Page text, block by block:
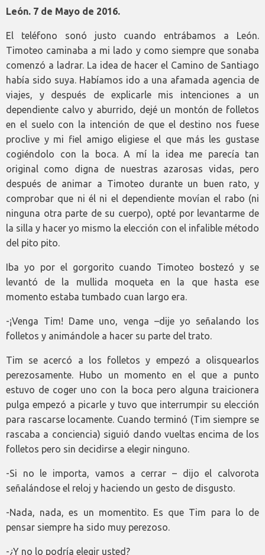
León. 7 de Mayo de 2016.
El teléfono sonó justo cuando entrábamos a León.
Timoteo caminaba a mi lado y como siempre que sonaba
comenzó a ladrar. La idea de hacer el Camino de Santiago
había sido suya. Habíamos ido a una afamada agencia de
viajes, y después de explicarle mis intenciones a un
dependiente calvo y aburrido, dejé un montón de folletos
en el suelo con la intención de que el destino nos fuese
proclive y mi fiel amigo eligiese el que más les gustase
cogiéndolo con la boca. A mí la idea me parecía tan
original como digna de nuestras azarosas vidas, pero
después de animar a Timoteo durante un buen rato, y
comprobar que ni él ni el dependiente movían el rabo (ni
ninguna otra parte de su cuerpo), opté por levantarme de
la silla y hacer yo mismo la elección con el infalible método
del pito pito.
Iba yo por el gorgorito cuando Timoteo bostezó y se
levantó de la mullida moqueta en la que hasta ese
momento estaba tumbado cuan largo era.
-¡Venga Tim! Dame uno, venga –dije yo señalando los
folletos y animándole a hacer su parte del trato.
Tim se acercó a los folletos y empezó a olisquearlos
perezosamente. Hubo un momento en el que a punto
estuvo de coger uno con la boca pero alguna traicionera
pulga empezó a picarle y tuvo que interrumpir su elección
para rascarse locamente. Cuando terminó (Tim siempre se
rascaba a conciencia) siguió dando vueltas encima de los
folletos pero sin decidirse a elegir ninguno.
-Si no le importa, vamos a cerrar – dijo el calvorota
señalándose el reloj y haciendo un gesto de disgusto.
-Nada, nada, es un momentito. Es que Tim para lo de
pensar siempre ha sido muy perezoso.
-¿Y no lo podría elegir usted?